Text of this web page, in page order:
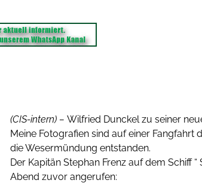
(CIS-intern) – Wilfried Dunckel zu seiner
Meine Fotografien sind auf einer Fangfahrt
die Wesermündung entstanden.
Der Kapitän Stephan Frenz auf dem Schiff
Abend zuvor angerufen: